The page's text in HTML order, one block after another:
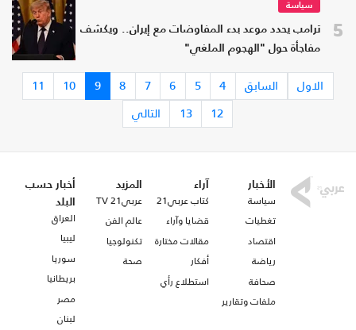
5
سياسة
ترامب يحدد موعد بدء المفاوضات مع إيران.. ويكشف
مفاجأة حول "الهجوم الملغي"
الاول السابق 4
5
6
7
8
9
10
11
12
13 التالي
الأخبار
سياسة
تغطيات
اقتصاد
رياضة
صحافة
ملفات وتقارير
آراء
كتاب عربي21
قضايا وآراء
مقالات مختارة
أفكار
استطلاع رأي
المزيد
عربي21 TV
عالم الفن
تكنولوجيا
صحة
أخبار حسب
البلد
العراق
ليبيا
سوريا
بريطانيا
مصر
لبنان